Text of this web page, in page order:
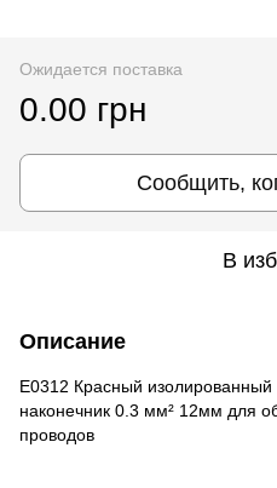
Ожидается поставка
0.00 грн
Сообщить,
В
Описание
E0312 Красный изолированный
наконечник 0.3 мм² 12мм для
проводов